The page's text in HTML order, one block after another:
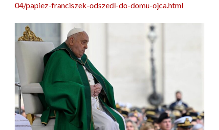
04/papiez-franciszek-odszedl-do-domu-ojca.html